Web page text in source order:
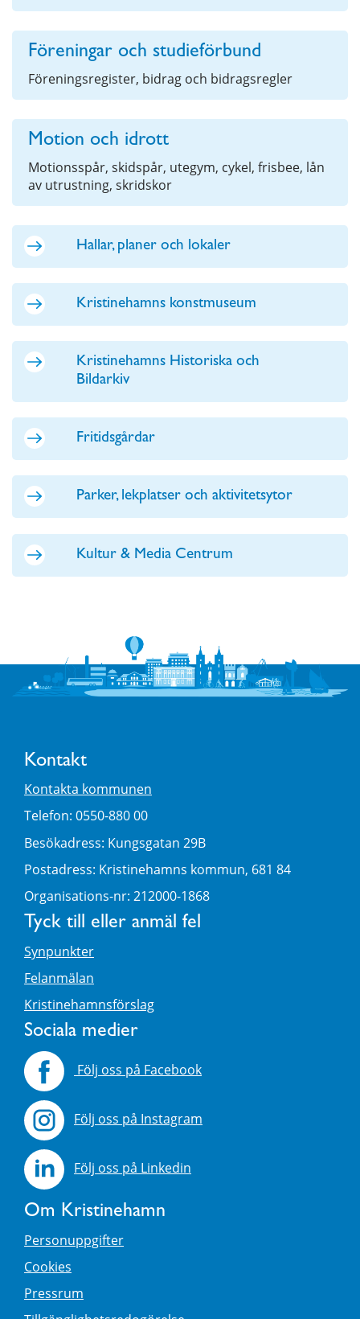
Föreningar och studieförbund
Föreningsregister, bidrag och bidragsregler
Motion och idrott
Motionsspår, skidspår, utegym, cykel, frisbee, lån
av utrustning, skridskor
Hallar, planer och lokaler
Kristinehamns konstmuseum
Kristinehamns Historiska och
Bildarkiv
Fritidsgårdar
Parker, lekplatser och aktivitetsytor
Kultur & Media Centrum
Kontakt
Kontakta kommunen
Telefon: 0550-880 00
Besökadress: Kungsgatan 29B
Postadress: Kristinehamns kommun, 681 84
Organisations-nr: 212000-1868
Tyck till eller anmäl fel
Synpunkter
Felanmälan
Kristinehamnsförslag
Sociala medier
Följ oss på Facebook
Följ oss på Instagram
Följ oss på Linkedin
Om Kristinehamn
Personuppgifter
Cookies
Pressrum